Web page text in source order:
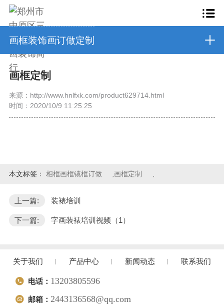
画框装饰画订做定制
画框定制
来源：http://www.hnlfxk.com/product629714.html
时间：2020/10/9 11:25:25
本文标签： 相框画框镜框订做 画框定制
上一篇: 装裱培训
下一篇: 字画装裱培训视频（1）
关于我们 产品中心 新闻动态 联系我们
电话： 13203805596
邮箱： 2443136568@qq.com